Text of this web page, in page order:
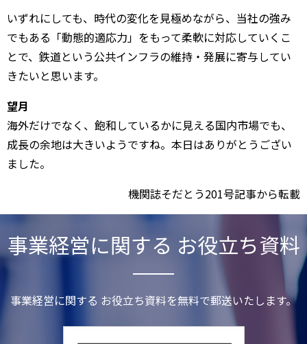
いずれにしても、時代の変化を見極めながら、当社の強み
でもある「動態的適応力」をもって柔軟に対応していくこ
とで、鉄道という公共インフラの維持・発展に寄与してい
きたいと思います。
望月
海外だけでなく、飽和しているかに見える国内市場でも、
成長の余地は大きいようですね。本日はありがとうござい
ました。
機関誌そだとう201号記事から転載
事業経営に関する お役立ち資料
事業経営に関する お役立ち資料を無料で郵送いたします。